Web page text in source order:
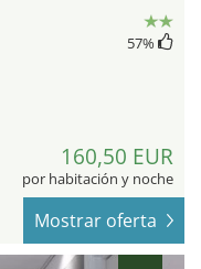
57%
160,50 EUR
por habitación y noche
Mostrar oferta